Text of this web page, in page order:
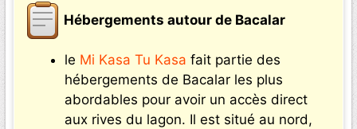
Hébergements autour de Bacalar
le Mi Kasa Tu Kasa fait partie des
hébergements de Bacalar les plus
abordables pour avoir un accès direct
aux rives du lagon. Il est situé au nord,